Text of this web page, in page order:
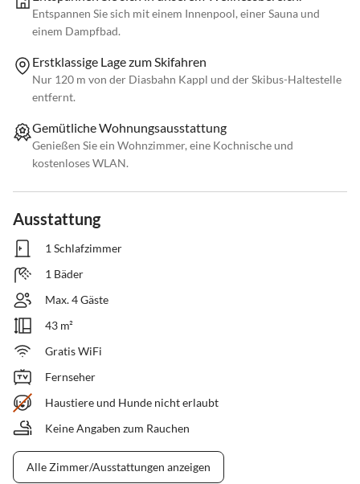
Entspannen Sie sich mit einem Innenpool, einer Sauna und
einem Dampfbad.
Erstklassige Lage zum Skifahren
Nur 120 m von der Diasbahn Kappl und der Skibus-Haltestelle
entfernt.
Gemütliche Wohnungsausstattung
Genießen Sie ein Wohnzimmer, eine Kochnische und
kostenloses WLAN.
Ausstattung
1 Schlafzimmer
1 Bäder
Max. 4 Gäste
43 m²
Gratis WiFi
Fernseher
Haustiere und Hunde nicht erlaubt
Keine Angaben zum Rauchen
Alle Zimmer/Ausstattungen anzeigen